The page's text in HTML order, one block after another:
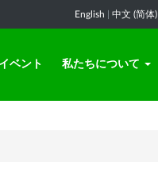
English 中文 (简体)
イベント 私たちについて